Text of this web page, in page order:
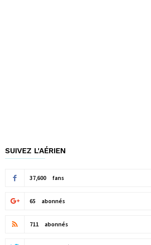
SUIVEZ L'AÉRIEN
37,600 fans
65 abonnés
711 abonnés